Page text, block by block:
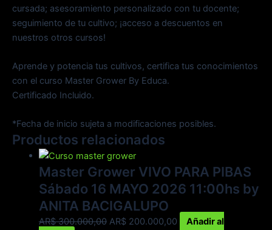
cursada; asesoramiento personalizado con tu docente;
seguimiento de tu cultivo; ¡acceso a descuentos en
nuestros otros cursos!
Aprende y potencia tus cultivos, certifica tus conocimientos
con el curso Master Grower By Educa.
Certificado Incluido.
*Fecha de inicio sujeta a modificaciones posibles.
Productos relacionados
Master Grower VIVO PARA PIBAS
Sábado 16 MAYO 2026 11:00hs by
ANITA BACIGALUPO
AR$300.000,00 AR$200.000,00
Añadir al